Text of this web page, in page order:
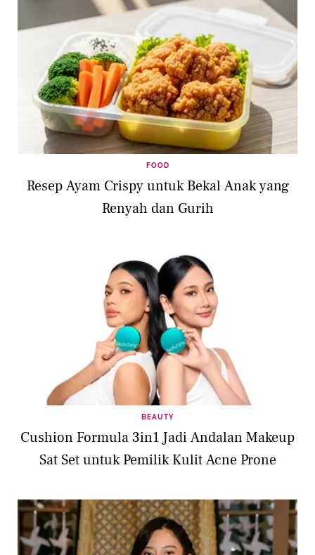
FOOD
Resep Ayam Crispy untuk Bekal Anak yang
Renyah dan Gurih
BEAUTY
Cushion Formula 3in1 Jadi Andalan Makeup
Sat Set untuk Pemilik Kulit Acne Prone